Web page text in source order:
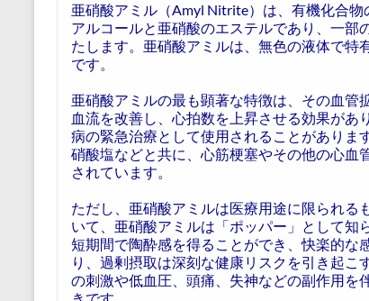
亜硝酸アミル（Amyl Nitrite）は、有機化合
アルコールと亜硝酸のエステルであり、一
たします。亜硝酸アミルは、無色の液体で
です。
亜硝酸アミルの最も顕著な特徴は、その血管
血流を改善し、心拍数を上昇させる効果が
病の緊急治療として使用されることがありま
硝酸塩などと共に、心筋梗塞やその他の心血
されています。
ただし、亜硝酸アミルは医療用途に限られる
いて、亜硝酸アミルは「ポッパー」として知
短期間で陶酔感を得ることができ、快楽的な
り、過剰摂取は深刻な健康リスクを引き起
の刺激や低血圧、頭痛、失神などの副作用を